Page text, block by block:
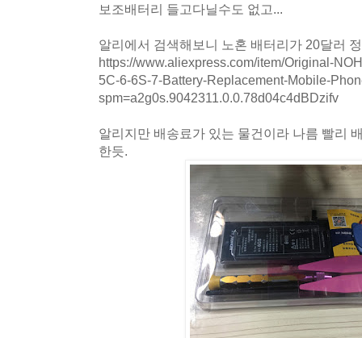
보조배터리 들고다닐수도 없고...
알리에서 검색해보니 노혼 배터리가 20달러
https://www.aliexpress.com/item/Original-
5C-6-6S-7-Battery-Replacement-Mobile-
spm=a2g0s.9042311.0.0.78d04c4dBDzifv
알리지만 배송료가 있는 물건이라 나름 빨리
한듯.